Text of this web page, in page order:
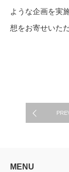
ような企画を実
想をお寄せいた
活動報
MENU